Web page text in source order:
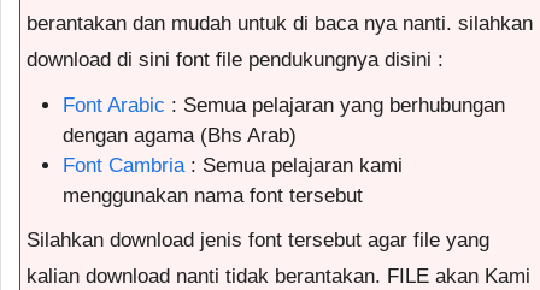
berantakan dan mudah untuk di baca nya nanti. silahkan
download di sini font file pendukungnya disini :
Font Arabic : Semua pelajaran yang berhubungan
dengan agama (Bhs Arab)
Font Cambria : Semua pelajaran kami
menggunakan nama font tersebut
Silahkan download jenis font tersebut agar file yang
kalian download nanti tidak berantakan. FILE akan Kami